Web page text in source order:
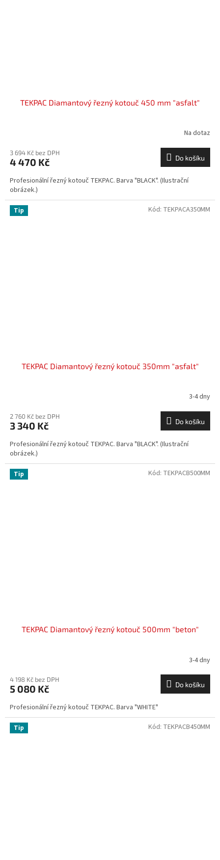
TEKPAC Diamantový řezný kotouč 450 mm "asfalt"
Na dotaz
3 694 Kč bez DPH
4 470 Kč Do košíku
Profesionální řezný kotouč TEKPAC. Barva "BLACK". (Ilustrační
obrázek.)
Tip
TEKPAC Diamantový řezný kotouč 350mm "asfalt"
3-4 dny
2 760 Kč bez DPH
3 340 Kč Do košíku
Profesionální řezný kotouč TEKPAC. Barva "BLACK". (Ilustrační
obrázek.)
Kód: TEKPACA350MM
Tip
TEKPAC Diamantový řezný kotouč 500mm "beton"
3-4 dny
4 198 Kč bez DPH
5 080 Kč Do košíku
Profesionální řezný kotouč TEKPAC. Barva "WHITE"
Kód: TEKPACB500MM
Tip Kód: TEKPACB450MM